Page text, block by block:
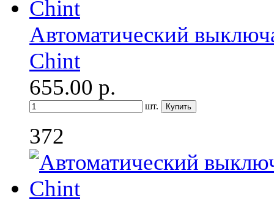
Автоматический
Chint
655.00 р.
шт.
372